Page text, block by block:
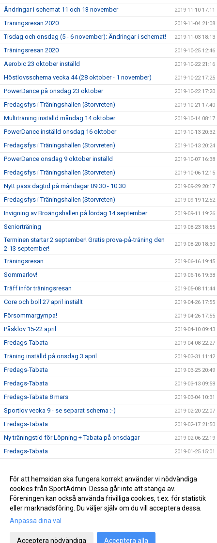
Ändringar i schemat 11 och 13 november 2019-11-10 17:11
Träningsresan 2020 2019-11-04 21:08
Tisdag och onsdag (5 - 6 november): Ändringar i schemat! 2019-11-03 18:13
Träningsresan 2020 2019-10-25 12:46
Aerobic 23 oktober inställd 2019-10-22 21:16
Höstlovsschema vecka 44 (28 oktober - 1 november) 2019-10-22 17:25
PowerDance på onsdag 23 oktober 2019-10-22 17:20
Fredagsfys i Träningshallen (Storvreten) 2019-10-21 17:40
Multiträning inställd måndag 14 oktober 2019-10-14 08:17
PowerDance inställd onsdag 16 oktober 2019-10-13 20:32
Fredagsfys i Träningshallen (Storvreten) 2019-10-13 20:24
PowerDance onsdag 9 oktober inställd 2019-10-07 16:38
Fredagsfys i Träningshallen (Storvreten) 2019-10-06 12:15
Nytt pass dagtid på måndagar 09:30 - 10.30 2019-09-29 20:17
Fredagsfys i Träningshallen (Storvreten) 2019-09-19 12:52
Invigning av Broängshallen på lördag 14 september 2019-09-11 19:26
Seniorträning 2019-08-23 18:55
Terminen startar 2 september! Gratis prova-på-träning den
2-13 september!
2019-08-20 18:30
Träningsresan 2019-06-16 19:45
Sommarlov! 2019-06-16 19:38
Träff inför träningsresan 2019-05-08 11:44
Core och boll 27 april inställt 2019-04-26 17:55
Försommargympa! 2019-04-26 17:55
Påsklov 15-22 april 2019-04-10 09:43
Fredags-Tabata 2019-04-08 22:27
Träning inställd på onsdag 3 april 2019-03-31 11:42
Fredags-Tabata 2019-03-25 20:49
Fredags-Tabata 2019-03-13 09:58
Fredags-Tabata 8 mars 2019-03-04 10:31
Sportlov vecka 9 - se separat schema :-) 2019-02-20 22:07
Fredags-Tabata 2019-02-17 21:50
Ny träningstid för Löpning + Tabata på onsdagar 2019-02-06 22:19
Fredags-Tabata 2019-01-25 15:01
Ny rutin för köp av termins- / träningskort 2018-12-22 16:09
Vårterminen börjar 14 januari 2018-12-22 16:06
Gå till Webbversion
För att hemsidan ska fungera korrekt använder vi nödvändiga
cookies från SportAdmin. Dessa går inte att stänga av.
Föreningen kan också använda frivilliga cookies, t.ex. för statistik
eller marknadsföring. Du väljer själv om du vill acceptera dessa.
Anpassa dina val
Acceptera nödvändiga Acceptera alla